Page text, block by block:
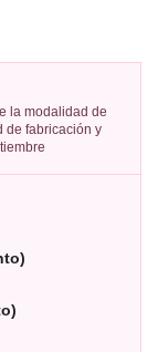
la modalidad de
de fabricación y